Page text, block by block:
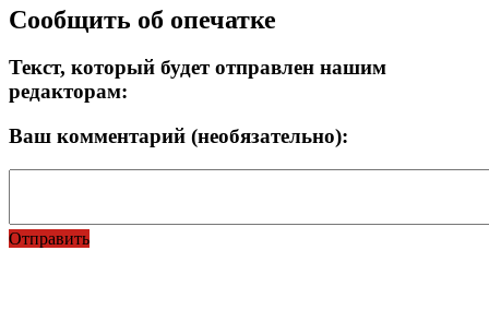
Сообщить об опечатке
Текст, который будет отправлен нашим
редакторам:
Ваш комментарий (необязательно):
Отправить